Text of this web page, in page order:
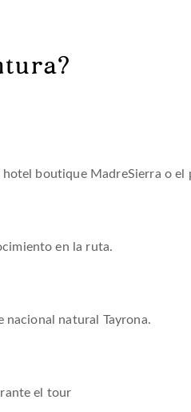
boutique MadreSierra o
en la ruta.
nacional natural Tayrona.
el tour